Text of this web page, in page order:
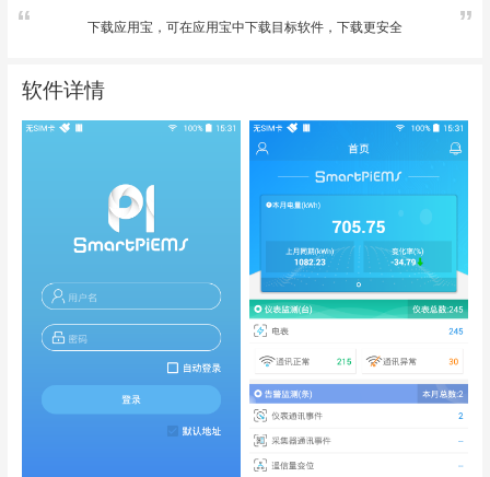
下载应用宝，可在应用宝中下载目标软件，下载更安全
软件详情